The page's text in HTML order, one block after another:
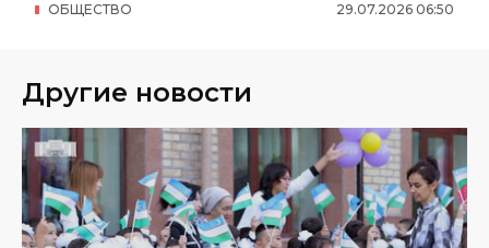
29.07.2026 06:50
ОБЩЕСТВО
Другие новости